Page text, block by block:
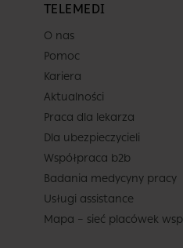
TELEMEDI
O nas
Pomoc
Kariera
Aktualności
Praca dla lekarza
Dla ubezpieczycieli
Współpraca b2b
Badania medycyny pracy
Usługi assistance
Mapa – sieć placówek